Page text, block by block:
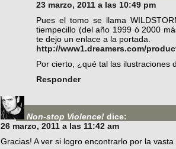
23 marzo, 2011 a las 10:49 pm
Pues el tomo se llama
tiempecillo (del año 1999 ó 2000
te dejo un enlace a la portada.
http://www1.dreamers.com/
Por cierto, ¿qué tal las ilustraciones
Responder
Non-stop Violence! dice:
26 marzo, 2011 a las 11:42 am
Gracias! A ver si logro encontrarlo por la vasta